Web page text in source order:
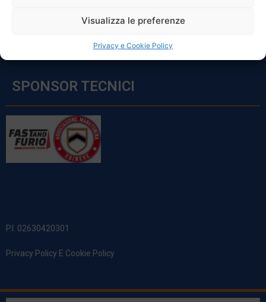
Visualizza le preferenze
Privacy e Cookie Policy
Sabato: 8:00 – 12:00
SPONSOR TECNICI
P.I. 02630420301
Privacy Policy E Cookie Policy